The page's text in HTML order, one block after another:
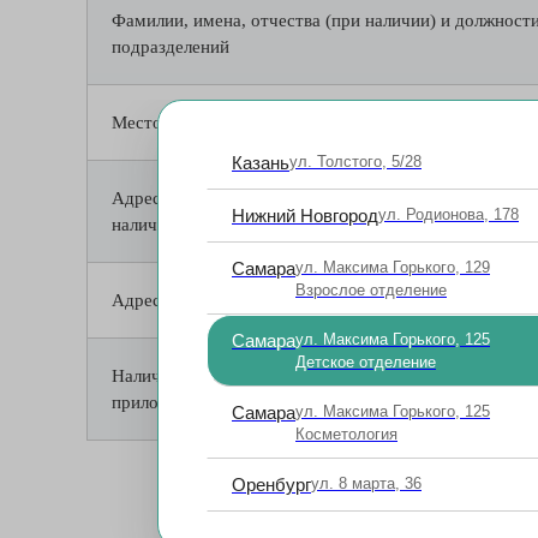
Фамилии, имена, отчества (при наличии) и
подразделений
Место нахождения структурных подразделений
Адреса официальных сайтов в сети «Интернет»
наличии)
Адреса электронной почты структурных
Наличие положений о структурных подразделениях
приложением указанных положений в виде
Казаньул. Толстого, 5/28
Нижний Новгородул. Родионова, 178
Самараул. Максима Горького, 129
Взрослое отделение
Самараул. Максима Горького, 125
Детское отделение
Самараул. Максима Горького, 125
Косметология
Оренбургул. 8 марта, 36